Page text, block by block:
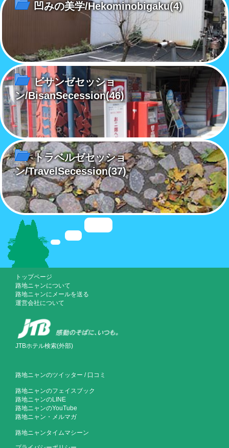
凹みの美学/Hekominobigaku(4)
ビサンゼセッショ
ン/BisanSecession(46)
トラベルゼセッショ
ン/TravelSecession(37)
トップページ
路地ニャンについて
路地ニャンにメールを送る
運営会社について
JTBホテル検索(外部)
路地ニャンのツイッター / 口コミ
路地ニャンのフェイスブック
路地ニャンのLINE
路地ニャンのYouTube
路地ニャン・メルマガ
路地ニャンタイムマシーン